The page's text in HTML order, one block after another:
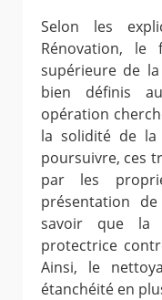
Selon les
Rénovation,
supérieure de
bien définis
opération
la solidité de
poursuivre, ces
par les
présentation
savoir que la
protectrice
Ainsi, le
étanchéité en